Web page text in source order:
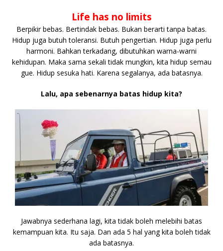
Life has no limits
Berpikir bebas. Bertindak bebas. Bukan berarti tanpa batas.
Hidup juga butuh toleransi. Butuh pengertian. Hidup juga perlu
harmoni. Bahkan terkadang, dibutuhkan warna-warni
kehidupan. Maka sama sekali tidak mungkin, kita hidup semau
gue. Hidup sesuka hati. Karena segalanya, ada batasnya.
Lalu, apa sebenarnya batas hidup kita?
Jawabnya sederhana lagi, kita tidak boleh melebihi batas
kemampuan kita. Itu saja. Dan ada 5 hal yang kita boleh tidak
ada batasnya.